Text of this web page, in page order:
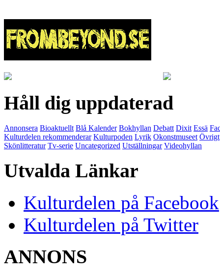
Håll dig uppdaterad
Annonsera Bioaktuellt Blå Kalender Bokhyllan Debatt Dixit Essä
Kulturdelen rekommenderar Kulturpoden Lyrik Okonstmuseet Övrigt
Skönlitteratur Tv-serie Uncategorized Utställningar Videohyllan
Utvalda Länkar
Kulturdelen på Facebook
Kulturdelen på Twitter
ANNONS